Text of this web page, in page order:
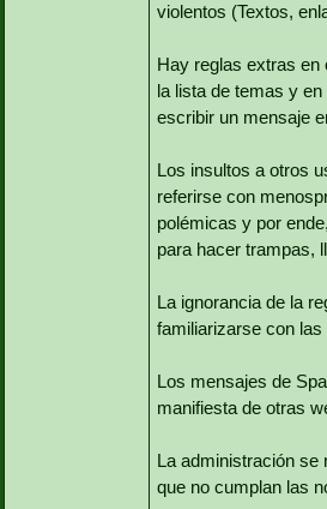
violentos (Textos,
Hay reglas extras en
la lista de temas y
escribir un mensaje
Los insultos a otros
referirse con
polémicas y por
para hacer trampas,
La ignorancia de la
familiarizarse con
Los mensajes de
manifiesta de otras
La administración se
que no cumplan las